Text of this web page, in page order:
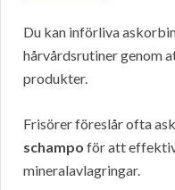
Du kan införliva
hårvårdsrutiner genom
produkter.
Frisörer föreslår ofta
schampo för att
mineralavlagringar.